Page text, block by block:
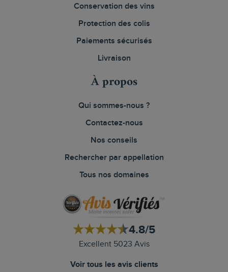
Conservation des vins
Protection des colis
Paiements sécurisés
Livraison
À propos
Qui sommes-nous ?
Contactez-nous
Nos conseils
Rechercher par appellation
Tous nos domaines
4.8/5
Excellent 5023 Avis
Voir tous les avis clients